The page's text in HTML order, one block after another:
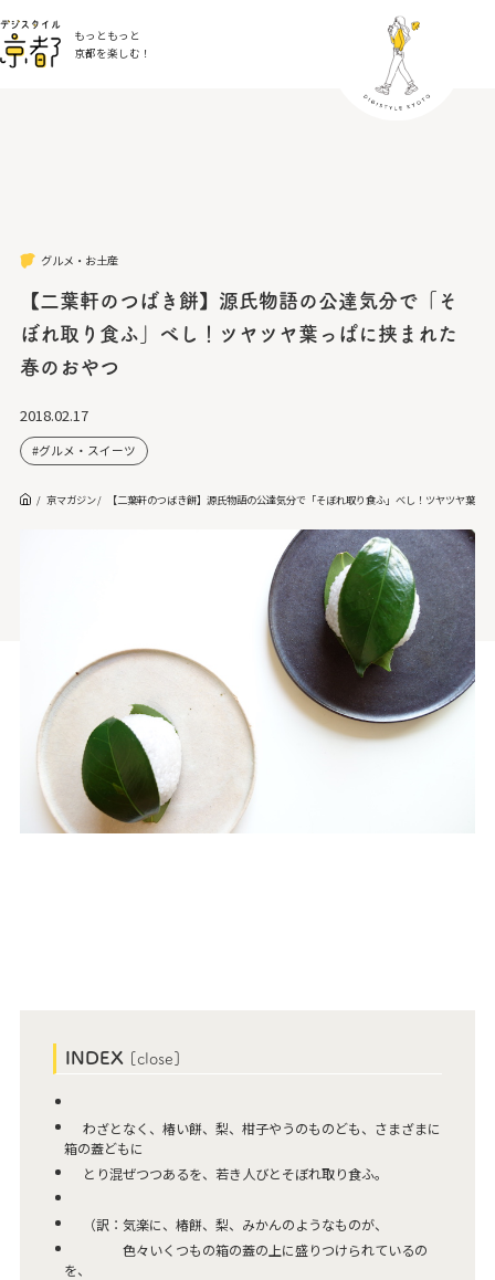
もっともっと
京都を楽しむ！
グルメ・お土産
【二葉軒のつばき餅】源氏物語の公達気分で「そ
ぼれ取り食ふ」べし！ツヤツヤ葉っぱに挟まれた
春のおやつ
2018.02.17
グルメ・スイーツ
京マガジン 【二葉軒のつばき餅】源氏物語の公達気分で「そぼれ取り食ふ」べし！ツヤツヤ葉っ
INDEX [close]
わざとなく、椿い餅、梨、柑子やうのものども、さまざまに
箱の蓋どもに
とり混ぜつつあるを、若き人びとそぼれ取り食ふ。
（訳：気楽に、椿餅、梨、みかんのようなものが、
色々いくつもの箱の蓋の上に盛りつけられているの
を、